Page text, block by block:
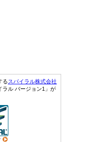
るスパイラル株式会社
ラル バージョン1」が